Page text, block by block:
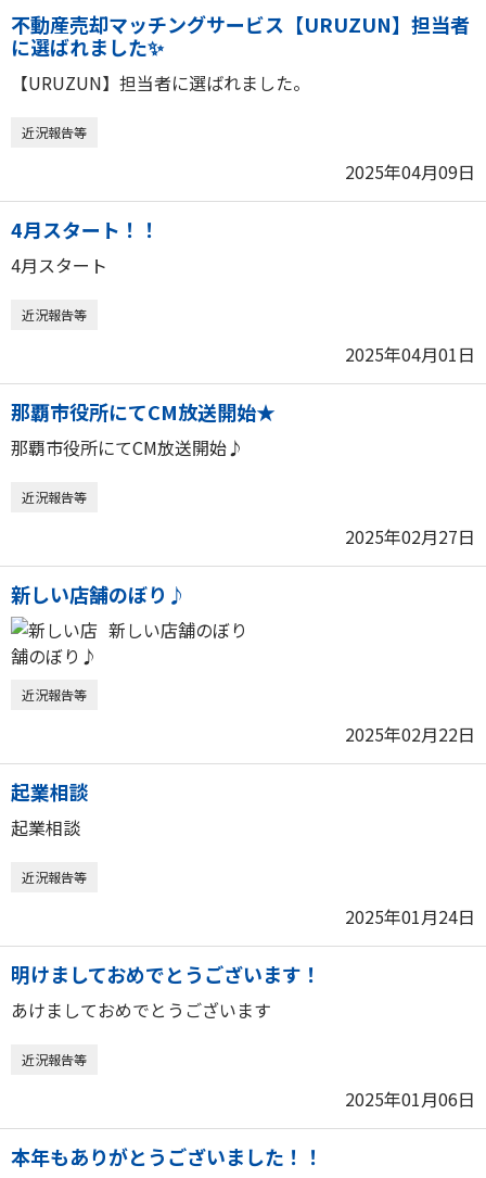
不動産売却マッチングサービス【URUZUN】担当者
に選ばれました✨
【URUZUN】担当者に選ばれました。
近況報告等
2025年04月09日
4月スタート！！
4月スタート
近況報告等
2025年04月01日
那覇市役所にてCM放送開始★
那覇市役所にてCM放送開始♪
近況報告等
2025年02月27日
新しい店舗のぼり♪
新しい店舗のぼり
近況報告等
2025年02月22日
起業相談
起業相談
近況報告等
2025年01月24日
明けましておめでとうございます！
あけましておめでとうございます
近況報告等
2025年01月06日
本年もありがとうございました！！